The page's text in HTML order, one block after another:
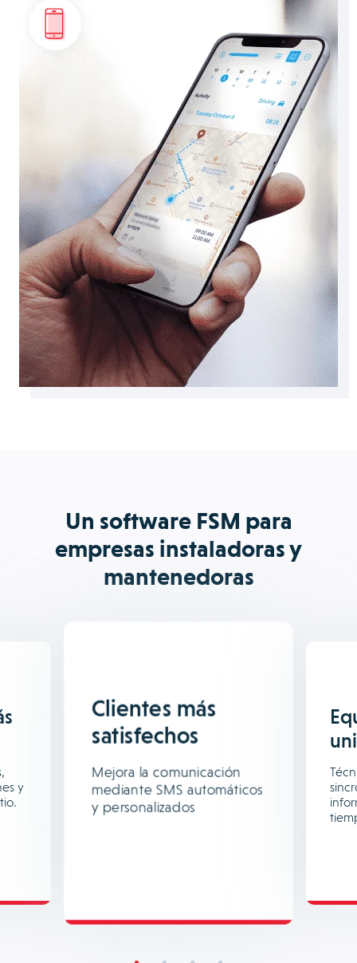
Un software FSM para
empresas instaladoras y
mantenedoras
y
Clientes más
satisfechos
Mejora la comunicación
mediante SMS automáticos
y personalizados